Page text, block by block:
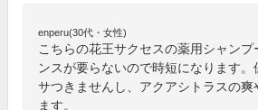
enperu(30代・女性)
こちらの花王サクセスの薬用シャンプ
ンスが要らないので時短になります
サつきませんし、アクアシトラスの爽
ます。